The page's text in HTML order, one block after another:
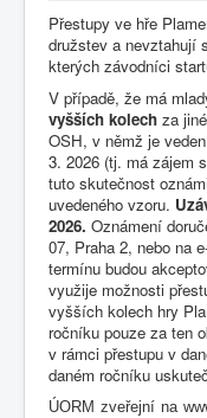
Přestupy ve hře
družstev a nevztahují
kterých závodníci
V případě, že má
vyšších kolech za
OSH, v němž je
3. 2026 (tj. má zájem
tuto skutečnost
uvedeného vzoru.
2026. Oznámení
07, Praha 2, nebo na
termínu budou
využije možnosti
vyšších kolech hry
ročníku pouze za ten
v rámci přestupu v
daném ročníku
ÚORM zveřejní na